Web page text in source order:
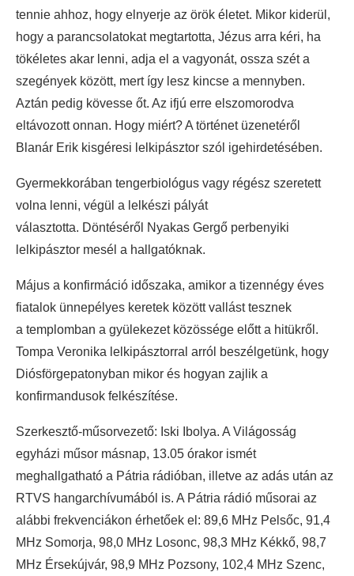
tennie ahhoz, hogy elnyerje az örök életet. Mikor kiderül,
hogy a parancsolatokat megtartotta, Jézus arra kéri, ha
tökéletes akar lenni, adja el a vagyonát, ossza szét a
szegények között, mert így lesz kincse a mennyben.
Aztán pedig kövesse őt. Az ifjú erre elszomorodva
eltávozott onnan. Hogy miért? A történet üzenetéről
Blanár Erik kisgéresi lelkipásztor szól igehirdetésében.
Gyermekkorában tengerbiológus vagy régész szeretett
volna lenni, végül a lelkészi pályát
választotta. Döntéséről Nyakas Gergő perbenyiki
lelkipásztor mesél a hallgatóknak.
Május a konfirmáció időszaka, amikor a tizennégy éves
fiatalok ünnepélyes keretek között vallást tesznek
a templomban a gyülekezet közössége előtt a hitükről.
Tompa Veronika lelkipásztorral arról beszélgetünk, hogy
Diósförgepatonyban mikor és hogyan zajlik a
konfirmandusok felkészítése.
Szerkesztő-műsorvezető: Iski Ibolya. A Világosság
egyházi műsor másnap, 13.05 órakor ismét
meghallgatható a Pátria rádióban, illetve az adás után az
RTVS hangarchívumából is. A Pátria rádió műsorai az
alábbi frekvenciákon érhetőek el: 89,6 MHz Pelsőc, 91,4
MHz Somorja, 98,0 MHz Losonc, 98,3 MHz Kékkő, 98,7
MHz Érsekújvár, 98,9 MHz Pozsony, 102,4 MHz Szenc,